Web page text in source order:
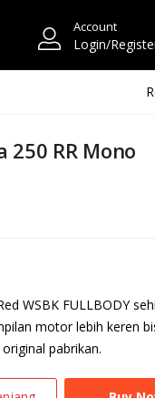
Account
Login/
250 RR Mono
WSBK FULLBODY
motor lebih keren
pabrikan.